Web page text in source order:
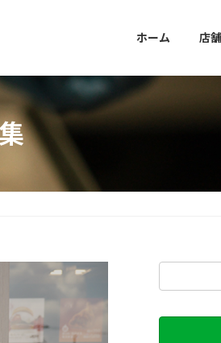
ホーム 店